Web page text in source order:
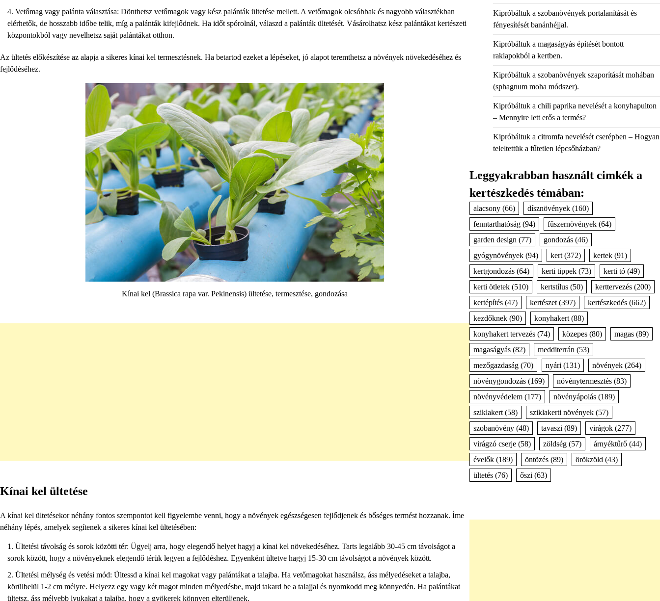
Vetőmag vagy palánta választása: Dönthetsz vetőmagok vagy kész palánták ültetése mellett. A vetőmagok olcsóbbak és nagyobb választékban
elérhetők, de hosszabb időbe telik, míg a palánták kifejlődnek. Ha időt spórolnál, válaszd a palánták ültetését. Vásárolhatsz kész palántákat kertészeti
központokból vagy nevelhetsz saját palántákat otthon.
Az ültetés előkészítése az alapja a sikeres kínai kel termesztésnek. Ha betartod ezeket a lépéseket, jó alapot teremthetsz a növények növekedéséhez és
fejlődéséhez.
Kínai kel (Brassica rapa var. Pekinensis) ültetése, termesztése, gondozása
Kínai kel ültetése
A kínai kel ültetésekor néhány fontos szempontot kell figyelembe venni, hogy a növények egészségesen fejlődjenek és bőséges termést hozzanak. Íme
néhány lépés, amelyek segítenek a sikeres kínai kel ültetésében:
Ültetési távolság és sorok közötti tér: Ügyelj arra, hogy elegendő helyet hagyj a kínai kel növekedéséhez. Tarts legalább 30-45 cm távolságot a
sorok között, hogy a növényeknek elegendő térük legyen a fejlődéshez. Egyenként ültetve hagyj 15-30 cm távolságot a növények között.
Ültetési mélység és vetési mód: Ültessd a kínai kel magokat vagy palántákat a talajba. Ha vetőmagokat használsz, áss mélyedéseket a talajba,
körülbelül 1-2 cm mélyre. Helyezz egy vagy két magot minden mélyedésbe, majd takard be a talajjal és nyomkodd meg könnyedén. Ha palántákat
ültetsz, áss mélyebb lyukakat a talajba, hogy a gyökerek könnyen elterüljenek.
Kipróbáltuk a szobanövények portalanítását és
fényesítését banánhéjjal.
Kipróbáltuk a magaságyás építését bontott
raklapokból a kertben.
Kipróbáltuk a szobanövények szaporítását mohában
(sphagnum moha módszer).
Kipróbáltuk a chili paprika nevelését a konyhapulton
– Mennyire lett erős a termés?
Kipróbáltuk a citromfa nevelését cserépben – Hogyan
teleltettük a fűtetlen lépcsőházban?
Leggyakrabban használt cimkék a
kertészkedés témában:
alacsony(66) dísznövények(160)
fenntarthatóság(94) fűszernövények(64)
garden design (77) gondozás(46)
gyógynövények(94) kert(372) kertek(91)
kertgondozás(64) kerti tippek(73) kerti tó(49)
kerti ötletek(510) kertstílus(50) kerttervezés(200)
kertépítés(47) kertészet(397) kertészkedés(662)
kezdőknek(90) konyhakert(88)
konyhakert tervezés(74) közepes(80) magas(89)
magaságyás(82) medditerrán (53)
mezőgazdaság(70) nyári (131) növények(264)
növénygondozás(169) növénytermesztés(83)
növényvédelem(177) növényápolás(189)
sziklakert(58) sziklakerti növények(57)
szobanövény(48) tavaszi (89) virágok(277)
virágzó cserje(58) zöldség(57) árnyéktűrő(44)
évelők(189) öntözés(89) örökzöld (43)
ültetés(76) őszi (63)